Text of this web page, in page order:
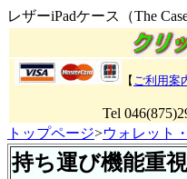
レザーiPadケース（The Case
【 ご利用案
Tel
トップページ>ウォレット
持ち運び機能重